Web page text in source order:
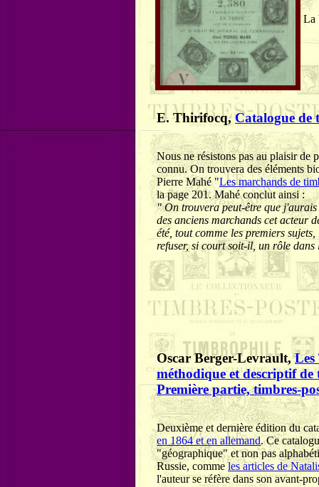
La
E. Thirifocq, Catalogue de
Nous ne résistons pas au plaisir de
connu. On trouvera des éléments
Pierre Mahé "Les marchands de
la page 201. Mahé conclut ainsi :
" On trouvera peut-être que
des anciens marchands cet acteur
été, tout comme les premiers
refuser, si court soit-il, un rôle
Oscar Berger-Levrault,Les
méthodique et descriptif de
Première partie, timbres-
Deuxième et dernière édition du
en 1864 et en allemand. Ce
"géographique" et non pas
Russie, commeles articles de
l'auteur se réfère dans son avant-